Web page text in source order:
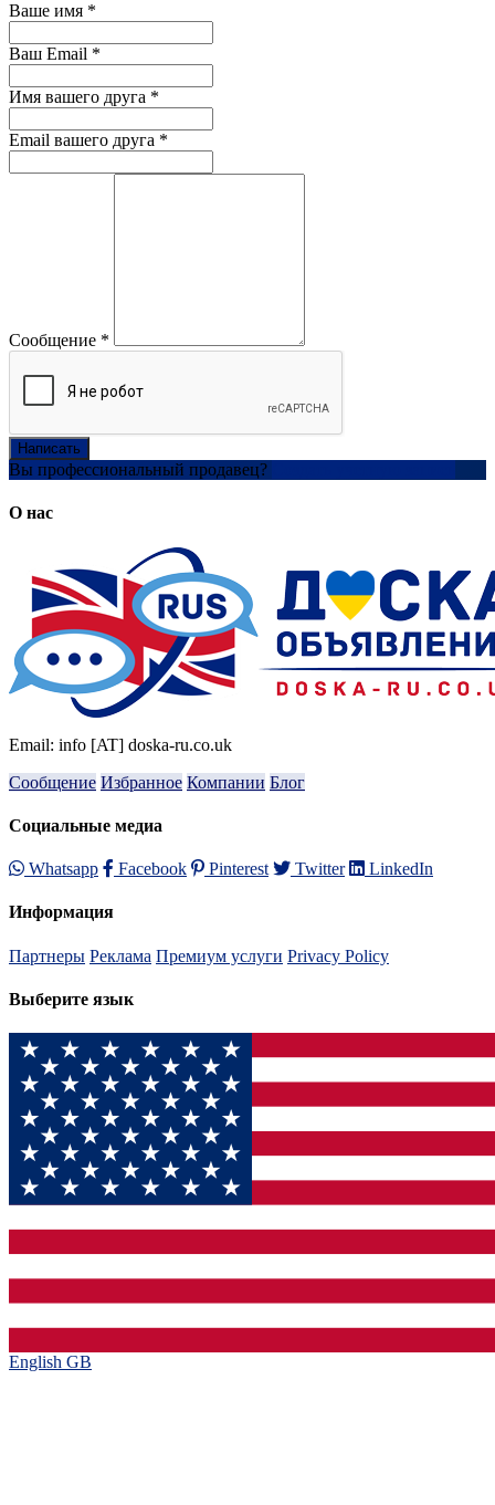
Ваше имя *
Ваш Email *
Имя вашего друга *
Email вашего друга *
Сообщение *
Написать
Вы профессиональный продавец?
О нас
Email: info [AT] doska-ru.co.uk
Сообщение Избранное Компании Блог
Социальные медиа
Whatsapp Facebook Pinterest Twitter LinkedIn
Информация
Партнеры Реклама Премиум услуги Privacy Policy
Выберите язык
English GB‎